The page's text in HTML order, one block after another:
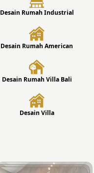
Desain Rumah Industrial
Desain Rumah American
Desain Rumah Villa Bali
Desain Villa